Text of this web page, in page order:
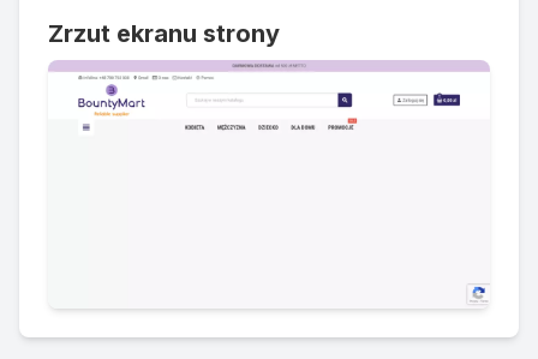
Zrzut ekranu strony